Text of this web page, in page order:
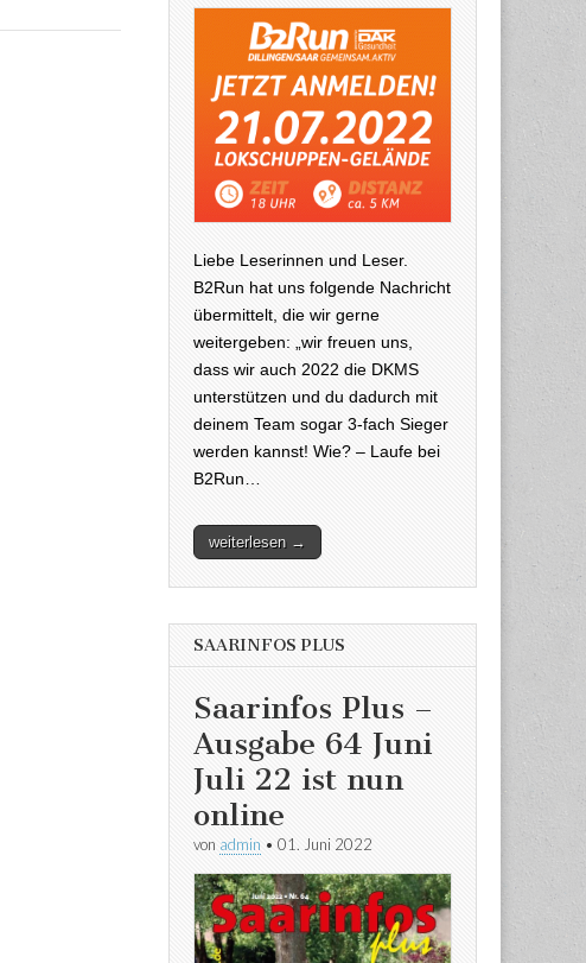
Liebe Leserinnen und Leser.
B2Run hat uns folgende Nachricht
übermittelt, die wir gerne
weitergeben: „wir freuen uns,
dass wir auch 2022 die DKMS
unterstützen und du dadurch mit
deinem Team sogar 3-fach Sieger
werden kannst! Wie? – Laufe bei
B2Run…
weiterlesen →
SAARINFOS PLUS
Saarinfos Plus –
Ausgabe 64 Juni
Juli 22 ist nun
online
von admin • 01. Juni 2022